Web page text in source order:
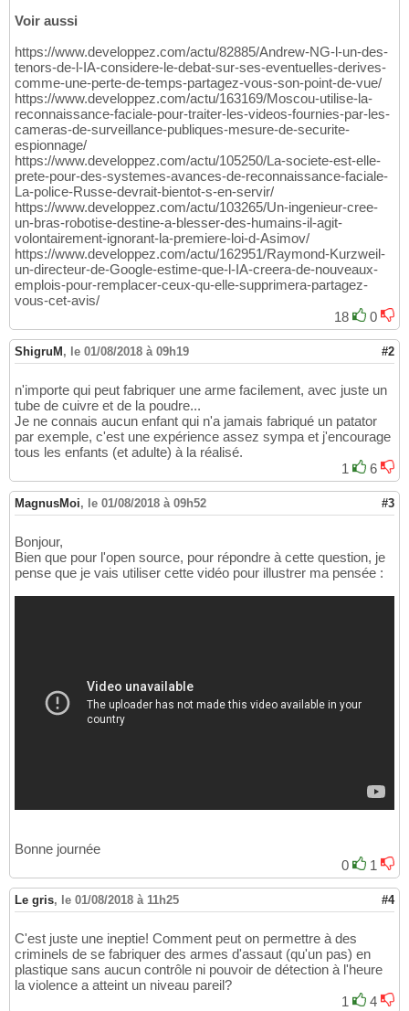
Voir aussi
https://www.developpez.com/actu/82885/Andrew-NG-l-un-des-
tenors-de-l-IA-considere-le-debat-sur-ses-eventuelles-derives-
comme-une-perte-de-temps-partagez-vous-son-point-de-vue/
https://www.developpez.com/actu/163169/Moscou-utilise-la-
reconnaissance-faciale-pour-traiter-les-videos-fournies-par-les-
cameras-de-surveillance-publiques-mesure-de-securite-
espionnage/
https://www.developpez.com/actu/105250/La-societe-est-elle-
prete-pour-des-systemes-avances-de-reconnaissance-faciale-
La-police-Russe-devrait-bientot-s-en-servir/
https://www.developpez.com/actu/103265/Un-ingenieur-cree-
un-bras-robotise-destine-a-blesser-des-humains-il-agit-
volontairement-ignorant-la-premiere-loi-d-Asimov/
https://www.developpez.com/actu/162951/Raymond-Kurzweil-
un-directeur-de-Google-estime-que-l-IA-creera-de-nouveaux-
emplois-pour-remplacer-ceux-qu-elle-supprimera-partagez-
vous-cet-avis/
18
0
ShigruM , le 01/08/2018 à 09h19 #2
n'importe qui peut fabriquer une arme facilement, avec juste un
tube de cuivre et de la poudre...
Je ne connais aucun enfant qui n'a jamais fabriqué un patator
par exemple, c'est une expérience assez sympa et j'encourage
tous les enfants (et adulte) à la réalisé.
1
6
MagnusMoi, le 01/08/2018 à 09h52 #3
Bonjour,
Bien que pour l'open source, pour répondre à cette question, je
pense que je vais utiliser cette vidéo pour illustrer ma pensée :
Bonne journée
0
1
Le gris, le 01/08/2018 à 11h25 #4
C'est juste une ineptie! Comment peut on permettre à des
criminels de se fabriquer des armes d'assaut (qu'un pas) en
plastique sans aucun contrôle ni pouvoir de détection à l'heure
la violence a atteint un niveau pareil?
1
4